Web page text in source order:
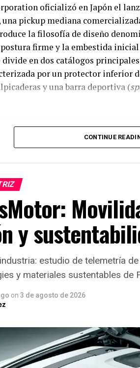
oficializó en Japón el
una pickup mediana
la filosofía de diseño
firme y la embestida inicial
en dos catálogos
por un protector inferior
y una barra deportiva (
la camioneta mantiene
y 1,865 mm de alto, con un
(deck steps) en las esquinas de
CONTINUE
y
estudio de telemetría
y materiales sustentables de
on 3 de agosto de 2026